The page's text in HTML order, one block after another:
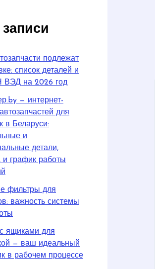
подлежат
список деталей и
ВЭД на 2026 год
— интернет-
для
в Беларуси:
и
детали,
и график работы
фильтры для
важность системы
ящиками для
— ваш идеальный
в рабочем процессе